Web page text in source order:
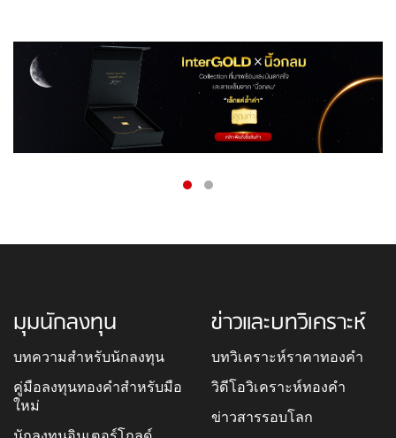
มุมนักลงทุน
บทความสำหรับนักลงทุน
คู่มือลงทุนทองคำสำหรับมือ
ใหม่
ข่าวและบทวิเคราะห์
บทวิเคราะห์ราคาทองคำ
วิดีโอวิเคราะห์ทองคำ
ข่าวสารรอบโลก